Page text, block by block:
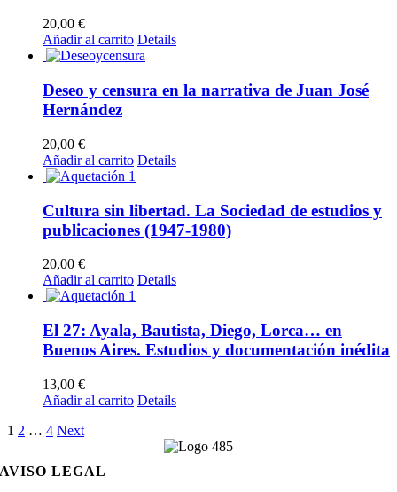
20,00 €
Añadir al carrito Details
Deseo y censura en la narrativa de Juan José
Hernández
20,00 €
Añadir al carrito Details
Cultura sin libertad. La Sociedad de estudios y
publicaciones (1947-1980)
20,00 €
Añadir al carrito Details
El 27: Ayala, Bautista, Diego, Lorca… en
Buenos Aires. Estudios y documentación inédita
13,00 €
Añadir al carrito Details
1 2 … 4 Next
AVISO LEGAL